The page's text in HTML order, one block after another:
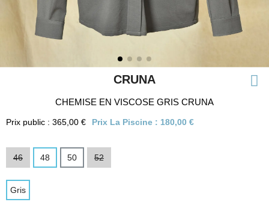
CRUNA
CHEMISE EN VISCOSE GRIS CRUNA
Prix public : 365,00 € Prix La Piscine : 180,00 €
46 48 50 52
Gris